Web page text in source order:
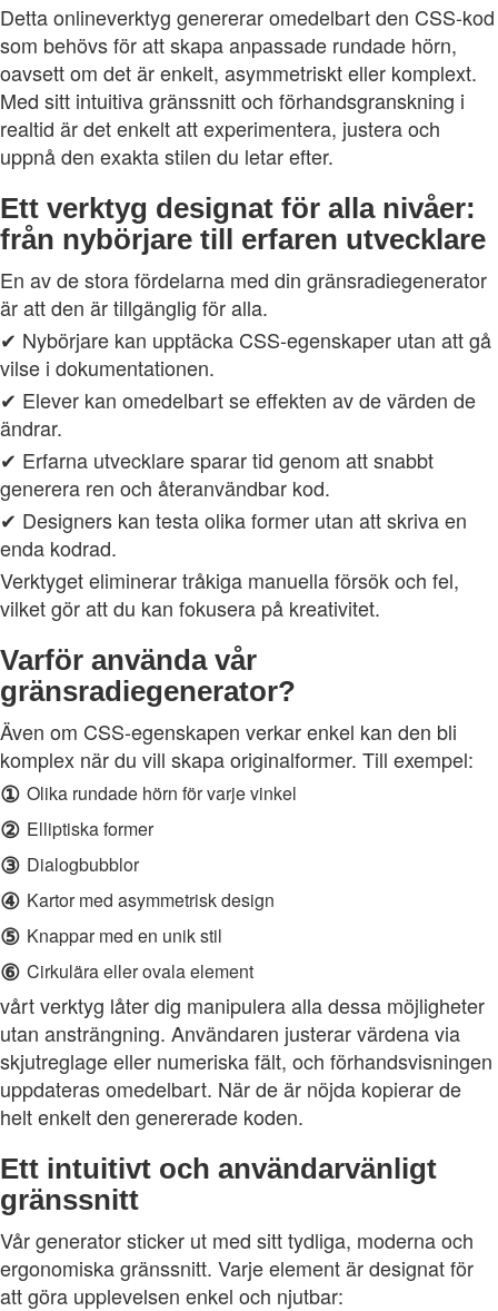
Detta onlineverktyg genererar omedelbart den CSS-kod
som behövs för att skapa anpassade rundade hörn,
oavsett om det är enkelt, asymmetriskt eller komplext.
Med sitt intuitiva gränssnitt och förhandsgranskning i
realtid är det enkelt att experimentera, justera och
uppnå den exakta stilen du letar efter.
Ett verktyg designat för alla nivåer:
från nybörjare till erfaren utvecklare
En av de stora fördelarna med din gränsradiegenerator
är att den är tillgänglig för alla.
✔ Nybörjare kan upptäcka CSS-egenskaper utan att gå
vilse i dokumentationen.
✔ Elever kan omedelbart se effekten av de värden de
ändrar.
✔ Erfarna utvecklare sparar tid genom att snabbt
generera ren och återanvändbar kod.
✔ Designers kan testa olika former utan att skriva en
enda kodrad.
Verktyget eliminerar tråkiga manuella försök och fel,
vilket gör att du kan fokusera på kreativitet.
Varför använda vår
gränsradiegenerator?
Även om CSS-egenskapen verkar enkel kan den bli
komplex när du vill skapa originalformer. Till exempel:
① Olika rundade hörn för varje vinkel
② Elliptiska former
③ Dialogbubblor
④ Kartor med asymmetrisk design
⑤ Knappar med en unik stil
⑥ Cirkulära eller ovala element
vårt verktyg låter dig manipulera alla dessa möjligheter
utan ansträngning. Användaren justerar värdena via
skjutreglage eller numeriska fält, och förhandsvisningen
uppdateras omedelbart. När de är nöjda kopierar de
helt enkelt den genererade koden.
Ett intuitivt och användarvänligt
gränssnitt
Vår generator sticker ut med sitt tydliga, moderna och
ergonomiska gränssnitt. Varje element är designat för
att göra upplevelsen enkel och njutbar: